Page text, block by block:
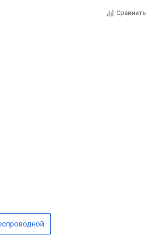
Сравнить